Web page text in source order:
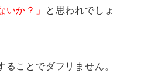
か？」 と思われでしょ
ことでダフリません。